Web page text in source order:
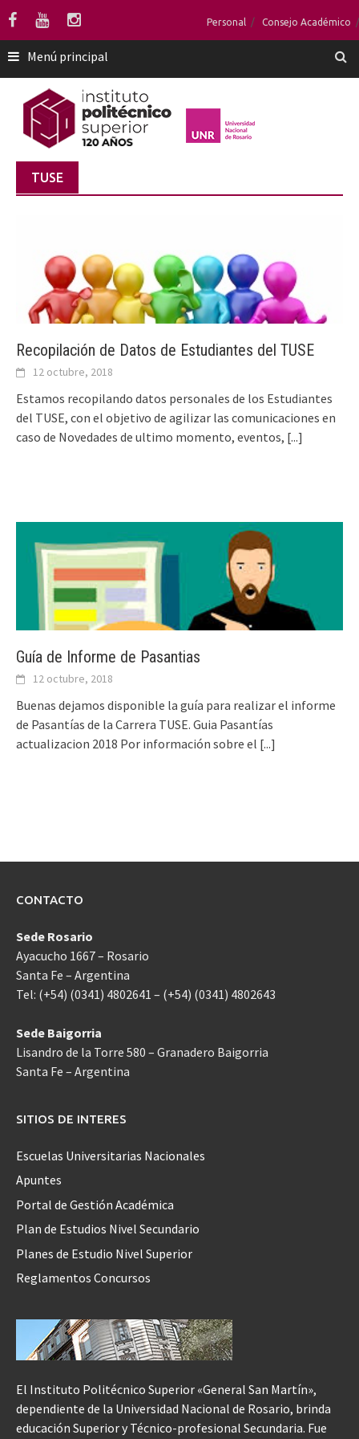
Saltar
contenido
Personal Consejo Académico
Menú principal
TUSE
Recopilación de Datos de Estudiantes del TUSE
12 octubre, 2018
Estamos recopilando datos personales de los Estudiantes
del TUSE, con el objetivo de agilizar las comunicaciones en
caso de Novedades de ultimo momento, eventos, [...]
Guía de Informe de Pasantias
12 octubre, 2018
Buenas dejamos disponible la guía para realizar el informe
de Pasantías de la Carrera TUSE. Guia Pasantías
actualizacion 2018 Por información sobre el [...]
CONTACTO
Sede Rosario
Ayacucho 1667 – Rosario
Santa Fe – Argentina
Tel: (+54) (0341) 4802641 – (+54) (0341) 4802643
Sede Baigorria
Lisandro de la Torre 580 – Granadero Baigorria
Santa Fe – Argentina
SITIOS DE INTERES
Escuelas Universitarias Nacionales
Apuntes
Portal de Gestión Académica
Plan de Estudios Nivel Secundario
Planes de Estudio Nivel Superior
Reglamentos Concursos
El Instituto Politécnico Superior «General San Martín»,
dependiente de la Universidad Nacional de Rosario, brinda
educación Superior y Técnico-profesional Secundaria. Fue